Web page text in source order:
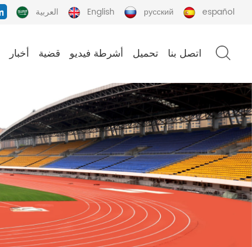
العربية English русский español
أخبار قضية أشرطة فيديو تحميل اتصل بنا